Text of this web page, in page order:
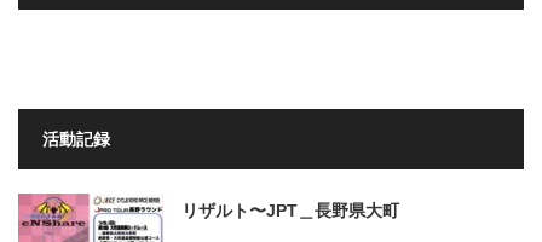
活動記録
リザルト〜JPT＿長野県大町